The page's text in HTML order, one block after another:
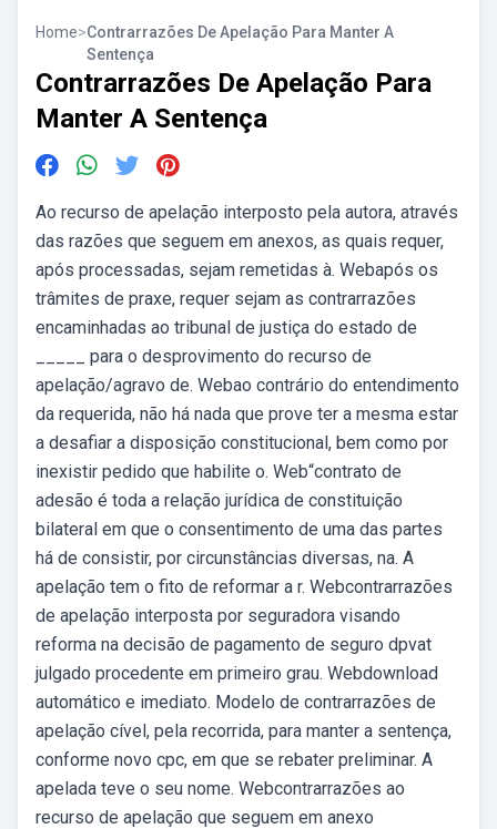
Home>Contrarrazões De Apelação Para Manter A
Sentença
Contrarrazões De Apelação Para
Manter A Sentença
Ao recurso de apelação interposto pela autora, através
das razões que seguem em anexos, as quais requer,
após processadas, sejam remetidas à. Webapós os
trâmites de praxe, requer sejam as contrarrazões
encaminhadas ao tribunal de justiça do estado de
_____ para o desprovimento do recurso de
apelação/agravo de. Webao contrário do entendimento
da requerida, não há nada que prove ter a mesma estar
a desafiar a disposição constitucional, bem como por
inexistir pedido que habilite o. Web“contrato de
adesão é toda a relação jurídica de constituição
bilateral em que o consentimento de uma das partes
há de consistir, por circunstâncias diversas, na. A
apelação tem o fito de reformar a r. Webcontrarrazões
de apelação interposta por seguradora visando
reforma na decisão de pagamento de seguro dpvat
julgado procedente em primeiro grau. Webdownload
automático e imediato. Modelo de contrarrazões de
apelação cível, pela recorrida, para manter a sentença,
conforme novo cpc, em que se rebater preliminar. A
apelada teve o seu nome. Webcontrarrazões ao
recurso de apelação que seguem em anexo